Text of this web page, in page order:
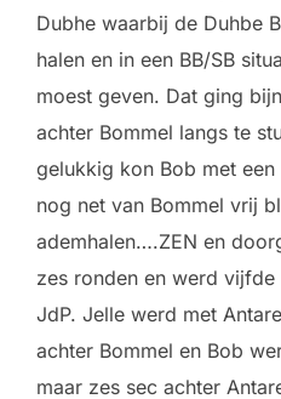
Dubhe waarbij de Duhbe
halen en in een BB/SB
moest geven. Dat ging
achter Bommel langs te
gelukkig kon Bob met
nog net van Bommel vrij
ademhalen….ZEN en
zes ronden en werd
JdP. Jelle werd met
achter Bommel en Bob
maar zes sec achter